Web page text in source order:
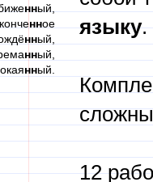
нный,
нное
нный,
нный,
нный.
языку.
12